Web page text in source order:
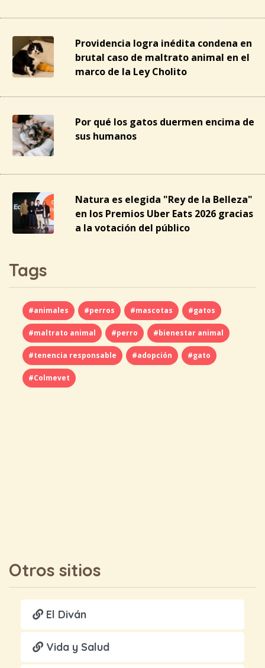
Providencia logra inédita condena en
brutal caso de maltrato animal en el
marco de la Ley Cholito
Por qué los gatos duermen encima de
sus humanos
Natura es elegida "Rey de la Belleza"
en los Premios Uber Eats 2026 gracias
a la votación del público
Tags
#animales #perros #mascotas #gatos
#maltrato animal #perro #bienestar animal
#tenencia responsable #adopción #gato
#Colmevet
Otros sitios
El Diván
Vida y Salud